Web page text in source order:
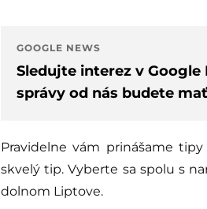
GOOGLE NEWS
Sledujte interez v
správy od nás budete
Pravidelne vám prinášame
skvelý tip. Vyberte sa spolu s
dolnom Liptove.